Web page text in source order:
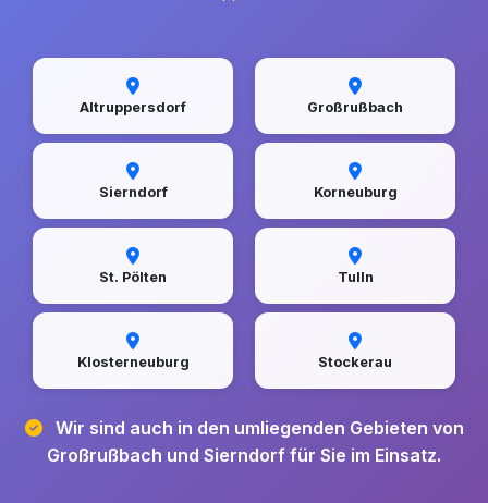
Altruppersdorf Großrußbach
Sierndorf Korneuburg
St. Pölten Tulln
Klosterneuburg Stockerau
Wir sind auch in den umliegenden Gebieten von
Großrußbach und Sierndorf für Sie im Einsatz.